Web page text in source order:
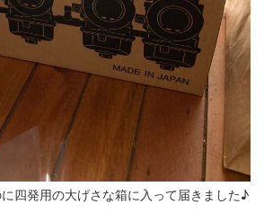
四発用の大げさな箱に入って届きました♪